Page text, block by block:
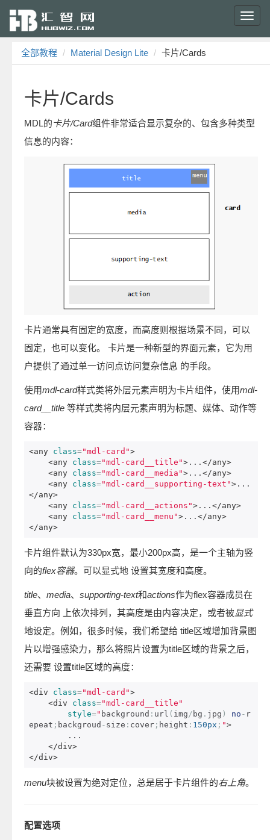
全部教程 Material Design Lite 卡片/Cards
卡片/Cards
MDL的卡片/Card组件非常适合显示复杂的、包含多种类型
信息的内容：
卡片通常具有固定的宽度，而高度则根据场景不同，可以
固定，也可以变化。 卡片是一种新型的界面元素，它为用
户提供了通过单一访问点访问复杂信息 的手段。
使用mdl-card样式类将外层元素声明为卡片组件，使用mdl-
card__title 等样式类将内层元素声明为标题、媒体、动作等
容器：
<any class="mdl-card">
<any class="mdl-card__title"> ... </any>
<any class="mdl-card__media"> ... </any>
<any class="mdl-card__supporting-text"> ...
</any>
<any class="mdl-card__actions"> ... </any>
<any class="mdl-card__menu"> ... </any>
</any>
卡片组件默认为330px宽，最小200px高，是一个主轴为竖
向的flex容器。可以显式地 设置其宽度和高度。
title、 media、 supporting-text和actions作为flex容器成员在
垂直方向 上依次排列，其高度是由内容决定，或者被显式
地设定。例如，很多时候，我们希望给 title区域增加背景图
片以增强感染力，那么将照片设置为title区域的背景之后，
还需要 设置title区域的高度：
<div class="mdl-card">
<div
class="mdl-card__title"
style=" background : url ( img / bg . jpg ) no - r
epeat ; backgroud - size : cover ; height : 150px ; ">
</div>
</div>
menu块被设置为绝对定位，总是居于卡片组件的右上角。
配置选项